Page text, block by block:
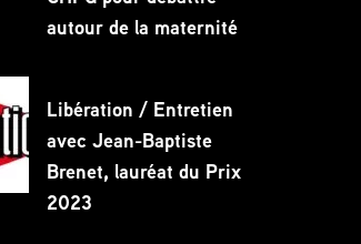
autour de la maternité
Libération / Entretien
avec Jean-Baptiste
Brenet, lauréat du Prix
2023